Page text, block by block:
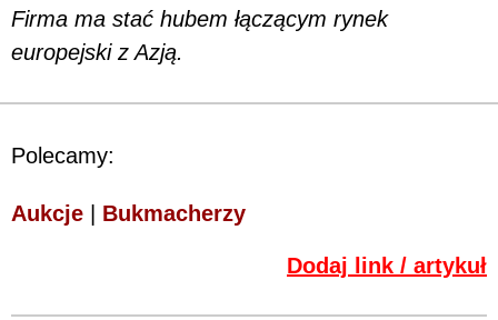
Firma ma stać hubem łączącym rynek
europejski z Azją.
Polecamy:
Aukcje | Bukmacherzy
Dodaj link / artykuł